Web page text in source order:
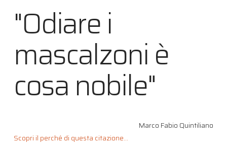
"Odiare i
mascalzoni è
cosa nobile"
Marco Fabio Quintiliano
Scopri il perché di questa citazione...